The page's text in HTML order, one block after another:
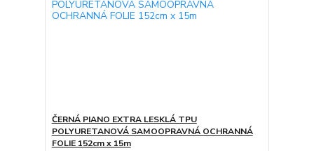
ČERNÁ PIANO EXTRA LESKLÁ TPU
POLYURETANOVÁ SAMOOPRAVNÁ OCHRANNÁ
FOLIE 152cm x 15m